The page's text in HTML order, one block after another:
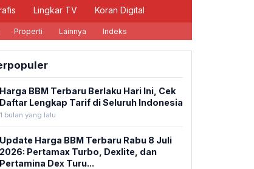
Lingkar TV Koran Digital
Properti Lainnya Indeks
Harga BBM Terbaru Berlaku Hari Ini, Cek
Daftar Lengkap Tarif di Seluruh Indonesia
1 bulan yang lalu
Update Harga BBM Terbaru Rabu 8 Juli
2026: Pertamax Turbo, Dexlite, dan
Pertamina Dex Turu...